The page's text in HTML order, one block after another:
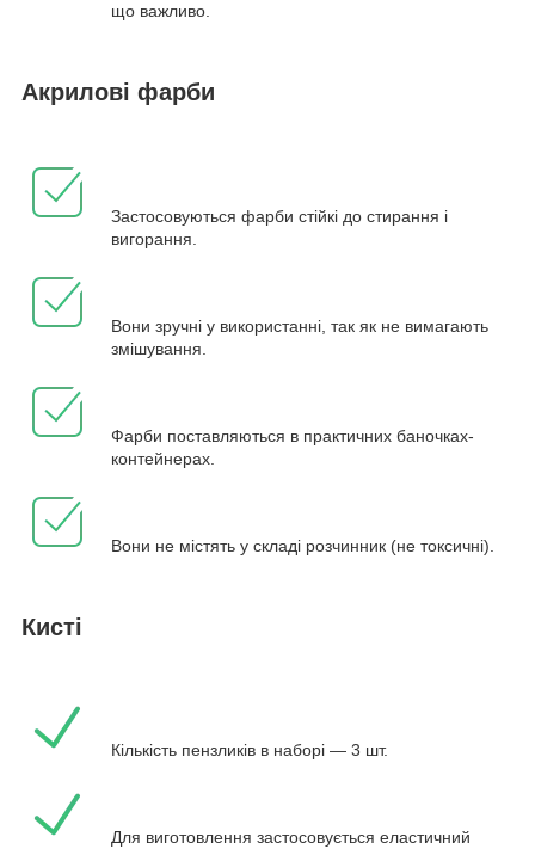
що важливо.
Акрилові фарби
Застосовуються фарби стійкі до стирання і
вигорання.
Вони зручні у використанні, так як не вимагають
змішування.
Фарби поставляються в практичних баночках-
контейнерах.
Вони не містять у складі розчинник (не токсичні).
Кисті
Кількість пензликів в наборі — 3 шт.
Для виготовлення застосовується еластичний